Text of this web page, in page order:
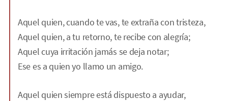
Aquel quien, cuando te vas, te extraña con tristeza,
Aquel quien, a tu retorno, te recibe con alegría;
Aquel cuya irritación jamás se deja notar;
Ese es a quien yo llamo un amigo.
Aquel quien siempre está dispuesto a ayudar,